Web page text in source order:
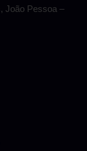
João Pessoa –